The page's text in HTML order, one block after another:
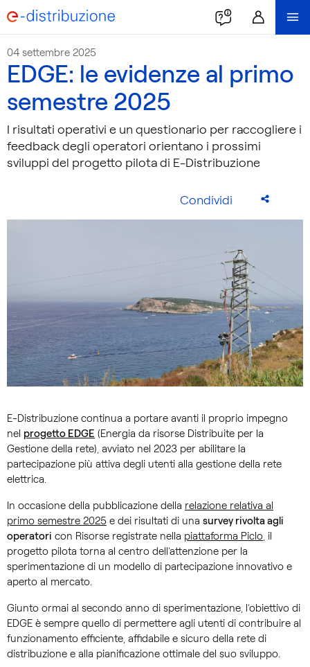
04 settembre 2025
EDGE: le evidenze al primo
semestre 2025
I risultati operativi e un questionario per raccogliere i
feedback degli operatori orientano i prossimi
sviluppi del progetto pilota di E-Distribuzione
Condividi
E-Distribuzione continua a portare avanti il proprio impegno
nel progetto EDGE (Energia da risorse Distribuite per la
Gestione della rete), avviato nel 2023 per abilitare la
partecipazione più attiva degli utenti alla gestione della rete
elettrica.
In occasione della pubblicazione della relazione relativa al
primo semestre 2025 e dei risultati di una survey rivolta agli
operatori con Risorse registrate nella piattaforma Piclo, il
progetto pilota torna al centro dell’attenzione per la
sperimentazione di un modello di partecipazione innovativo e
aperto al mercato.
Giunto ormai al secondo anno di sperimentazione, l’obiettivo di
EDGE è sempre quello di permettere agli utenti di contribuire al
funzionamento efficiente, affidabile e sicuro della rete di
distribuzione e alla pianificazione ottimale del suo sviluppo.